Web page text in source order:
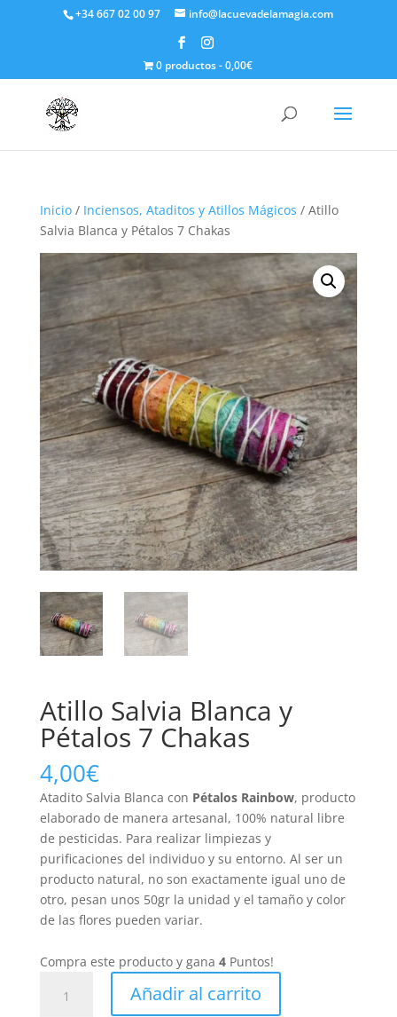
+34 667 02 00 97 info@lacuevadelamagia.com
0 productos 0,00€
Inicio/ Inciensos, Ataditos y Atillos Mágicos / Atillo
Salvia Blanca y Pétalos 7 Chakas
Atillo Salvia Blanca y
Pétalos 7 Chakas
4,00€
Atadito Salvia Blanca con Pétalos Rainbow, producto
elaborado de manera artesanal, 100% natural libre
de pesticidas. Para realizar limpiezas y
purificaciones del individuo y su entorno. Al ser un
producto natural, no son exactamente igual uno de
otro, pesan unos 50gr la unidad y el tamaño y color
de las flores pueden variar.
Compra este producto y gana 4Puntos!
Salvia
Añadir al carrito